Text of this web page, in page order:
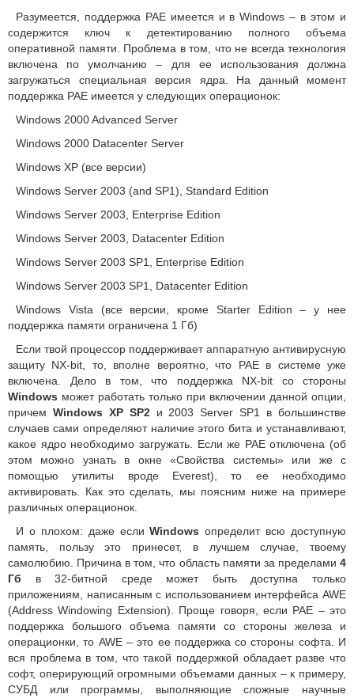
Разумеется, поддержка PAE имеется и в Windows – в этом и
содержится ключ к детектированию полного объема
оперативной памяти. Проблема в том, что не всегда технология
включена по умолчанию – для ее использования должна
загружаться специальная версия ядра. На данный момент
поддержка PAE имеется у следующих операционок:
Windows 2000 Advanced Server
Windows 2000 Datacenter Server
Windows XP (все версии)
Windows Server 2003 (and SP1), Standard Edition
Windows Server 2003, Enterprise Edition
Windows Server 2003, Datacenter Edition
Windows Server 2003 SP1, Enterprise Edition
Windows Server 2003 SP1, Datacenter Edition
Windows Vista (все версии, кроме Starter Edition – у нее
поддержка памяти ограничена 1 Гб)
Если твой процессор поддерживает аппаратную антивирусную
защиту NX-bit, то, вполне вероятно, что PAE в системе уже
включена. Дело в том, что поддержка NX-bit со стороны
Windows может работать только при включении данной опции,
причем Windows XP SP2и 2003 Server SP1 в большинстве
случаев сами определяют наличие этого бита и устанавливают,
какое ядро необходимо загружать. Если же PAE отключена (об
этом можно узнать в окне «Свойства системы» или же с
помощью утилиты вроде Everest), то ее необходимо
активировать. Как это сделать, мы поясним ниже на примере
различных операционок.
И о плохом: даже еслиWindows определит всю доступную
память, пользу это принесет, в лучшем случае, твоему
самолюбию. Причина в том, что область памяти за пределами 4
Гб в 32-битной среде может быть доступна только
приложениям, написанным с использованием интерфейса AWE
(Address Windowing Extension). Проще говоря, если PAE – это
поддержка большого объема памяти со стороны железа и
операционки, то AWE – это ее поддержка со стороны софта. И
вся проблема в том, что такой поддержкой обладает разве что
софт, оперирующий огромными объемами данных – к примеру,
СУБД или программы, выполняющие сложные научные